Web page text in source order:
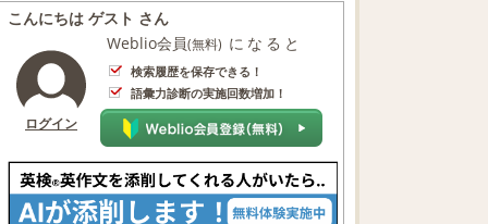
こんにちは ゲスト さん
ログイン
Weblio会員(無料) になると
検索履歴を保存できる！
語彙力診断の実施回数増加！